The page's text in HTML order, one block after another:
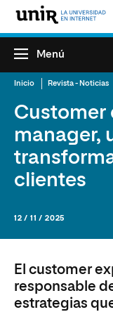
Menú
Inicio Revista - Noticias
Customer
manager,
clientes
12 / 11 / 2025
El customer
responsable
estrategias